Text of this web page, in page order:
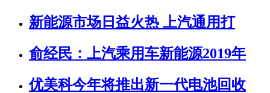
新能源市场日益火热 上汽通用打
俞经民：上汽乘用车新能源2019年
优美科今年将推出新一代电池回收